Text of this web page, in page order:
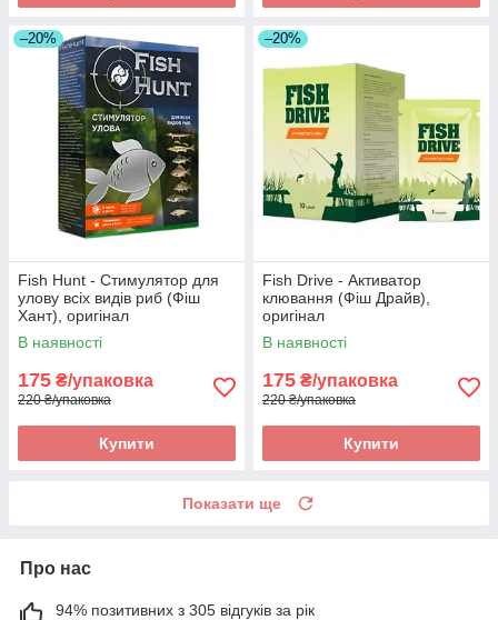
–20%
Fish Hunt - Стимулятор для
улову всіх видів риб (Фіш
Хант), оригінал
В наявності
175 ₴/упаковка
220 ₴/упаковка
Купити
–20%
Fish Drive - Активатор
клювання (Фіш Драйв),
оригінал
В наявності
175 ₴/упаковка
220 ₴/упаковка
Купити
Показати ще
Про нас
94% позитивних з 305 відгуків за рік